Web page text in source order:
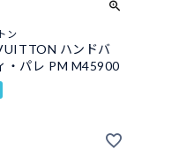
ン
ハンドバ
・パレ PM M45900